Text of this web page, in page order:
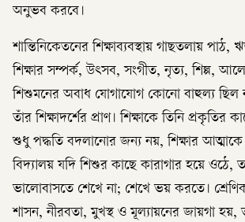
অনুভব করবে।
শান্তিনিকেতনের শিক্ষাব্যবস্থায় গাছতলায় পাঠ,
শিক্ষার সম্পর্ক, উৎসব, সংগীত, নৃত্য, শিল্প,
শিশুমনের অবাধ যোগাযোগ কোনো বাহুল্য
তাঁর শিক্ষাদর্শের প্রাণ। শিক্ষাকে তিনি প্রকৃতির
শুধু পদ্ধতি বদলানোর জন্য নয়, শিক্ষার
বিদ্যালয় যদি শিশুর কাছে কারাগার হয়ে ওঠে,
ভালোবাসতে শেখে না; শেখে ভয় করতে।
শাসন, নীরবতা, মুখস্থ ও মূল্যায়নের জায়গা হয়,